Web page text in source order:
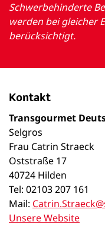
Schwerbehinderte
werden bei gleicher
berücksichtigt.
Kontakt
Transgourmet
Selgros
Frau Catrin Straeck
Oststraße 17
40724 Hilden
Tel: 02103 207 161
Mail:
Unsere Website